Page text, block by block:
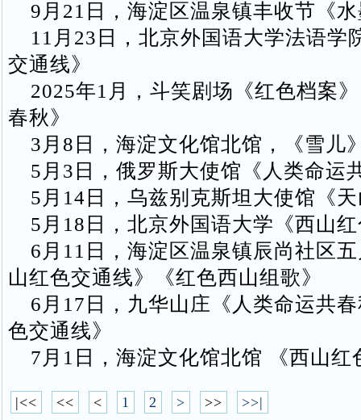
9月21日，海淀区温泉镇丰收节《
11月23日，北京外国语大学法语学
交通线》
2025年1月，斗笑剧场《红色档案
春秋》
3月8日，海淀文化馆北馆，《雪儿
5月3日，俄罗斯大使馆《人类命运
5月14日，乌兹别克斯坦大使馆《
5月18日，北京外国语大学《西山
6月11日，海淀区温泉镇辰尚社区
山红色交通线》《红色西山组歌》
6月17日，九华山庄《人类命运共
色交通线》
7月1日，海淀文化馆北馆 《西山红
|<< << < 1 2 > >> >>|